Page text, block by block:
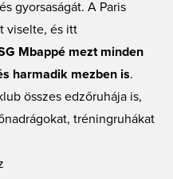
gyorsaságát. A Paris
viselte, és itt
Mbappé mezt minden
harmadik mezben is.
összes edzőruhája is,
tréningruhákat